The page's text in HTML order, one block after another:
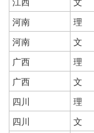
河南
理
河南
文
广西
理
广西
文
四川
理
四川
文